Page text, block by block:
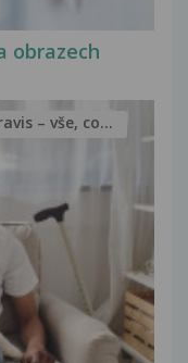
obrazech
– vše, co...